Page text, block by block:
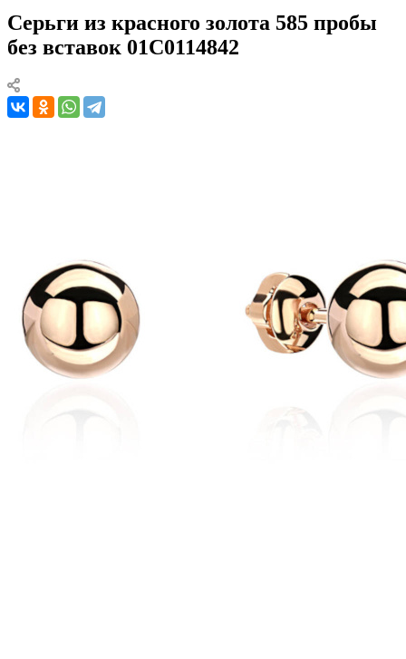
Серьги из красного золота 585 пробы
без вставок 01С0114842